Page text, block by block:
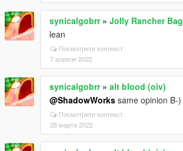
synicalgobrr» Jolly Rancher Bag
lean
Посмотрите контекст
7 апреля 2022
synicalgobrr» alt blood (oiv)
@ShadowWorks same opinion B-)
Посмотрите контекст
28 марта 2022